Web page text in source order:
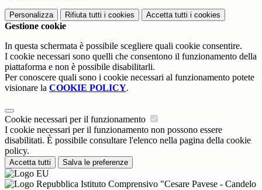
Personalizza Rifiuta tutti i cookies Accetta tutti i cookies
Gestione cookie
In questa schermata è possibile scegliere quali cookie consentire.
I cookie necessari sono quelli che consentono il funzionamento della
piattaforma e non è possibile disabilitarli.
Per conoscere quali sono i cookie necessari al funzionamento potete
visionare la COOKIE POLICY.
Cookie necessari per il funzionamento
I cookie necessari per il funzionamento non possono essere
disabilitati. È possibile consultare l'elenco nella pagina della cookie
policy.
Accetta tutti Salva le preferenze
Istituto Comprensivo "Cesare Pavese - Candelo